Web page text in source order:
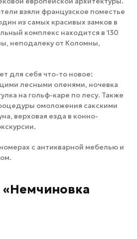
взяли французское поместье
из самых красивых замков в
комплекс находится в 130
неподалеку от Коломны,
для себя что-то новое:
лесными оленями, ночевка
на гольф-каре по лесу. Также
омоложения сакскими
верховая езда в конно-
с антикварной мебелью и